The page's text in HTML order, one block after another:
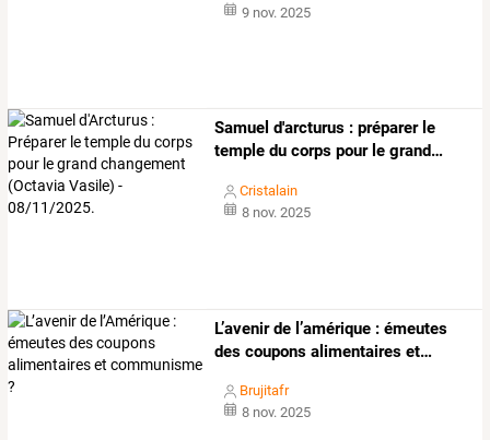
9 nov. 2025
Samuel d'arcturus : préparerle
temple du corps pourle grand…
Cristalain
8 nov. 2025
L’avenirde l’amérique : émeutes
des coupons alimentaires et…
Brujitafr
8 nov. 2025